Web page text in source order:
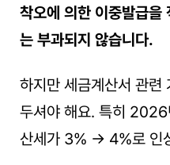
착오에 의한 이중발급을
는 부과되지 않습니다.
하지만 세금계산서 관련
두셔야 해요. 특히 2026
산세가 3% → 4%로 인